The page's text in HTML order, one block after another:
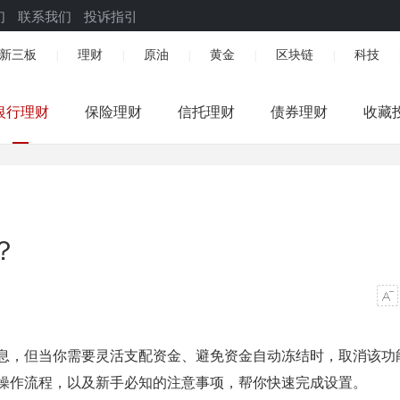
联系我们 投诉指引
新三板 理财 原油 黄金 区块链 科技
行理财 保险理财 信托理财 债券理财 收藏
当你需要灵活支配资金、避免资金自动冻结时，取消该功
流程，以及新手必知的注意事项，帮你快速完成设置。